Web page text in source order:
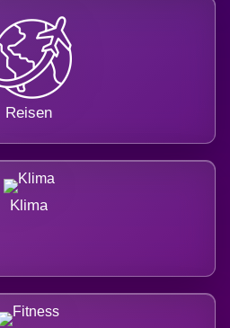
Reisen
Klima